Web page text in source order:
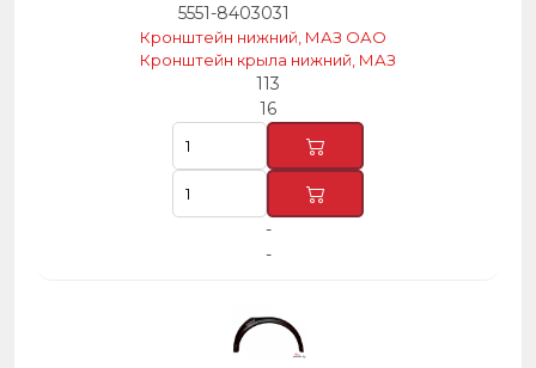
5551-8403031
Кронштейн нижний, МАЗ ОАО
Кронштейн крыла нижний, МАЗ
113
16
-
-